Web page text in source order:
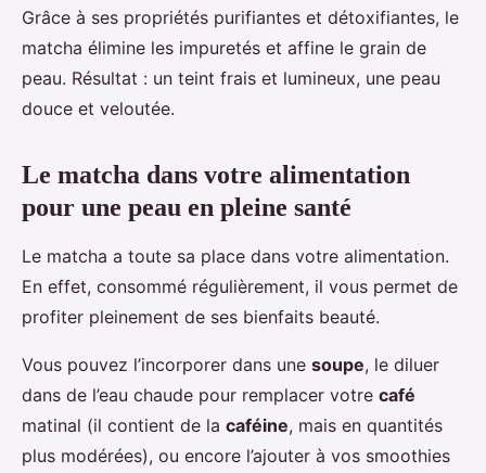
Grâce à ses propriétés purifiantes et détoxifiantes, le
matcha élimine les impuretés et affine le grain de
peau. Résultat : un teint frais et lumineux, une peau
douce et veloutée.
Le matcha dans votre alimentation
pour une peau en pleine santé
Le matcha a toute sa place dans votre alimentation.
En effet, consommé régulièrement, il vous permet de
profiter pleinement de ses bienfaits beauté.
Vous pouvez l’incorporer dans une soupe, le diluer
dans de l’eau chaude pour remplacer votre café
matinal (il contient de la caféine, mais en quantités
plus modérées), ou encore l’ajouter à vos smoothies